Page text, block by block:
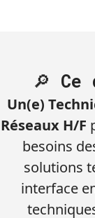
🔎 Ce
Un(e)
Réseaux H/F
besoins
solutions
interface